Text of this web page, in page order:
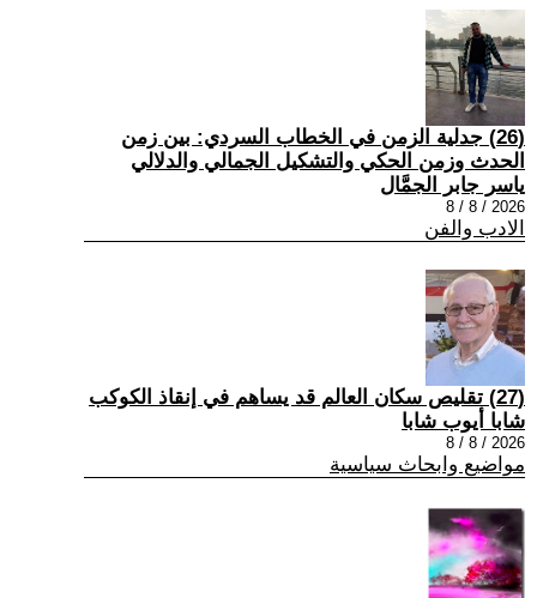
(26) جدلية الزمن في الخطاب السردي: بين زمن
الحدث وزمن الحكي والتشكيل الجمالي والدلالي
ياسر جابر الجمَّال
2026 / 8 / 8
الادب والفن
(27) تقليص سكان العالم قد يساهم في إنقاذ الكوكب
شابا أيوب شابا
2026 / 8 / 8
مواضيع وابحاث سياسية